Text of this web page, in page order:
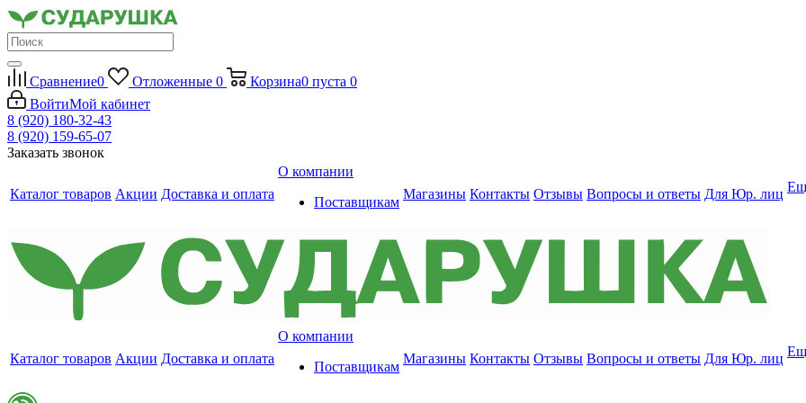
Сравнение0 Отложенные 0 Корзина0 пуста 0
ВойтиМой кабинет
8 (920) 180-32-43
8 (920) 159-65-07
Заказать звонок
Каталог товаров Акции Доставка и оплата
О компании
Поставщикам
Магазины Контакты Отзывы Вопросы и ответы Для Юр. лиц
Каталог товаров Акции Доставка и оплата
О компании
Поставщикам
Магазины Контакты Отзывы Вопросы и ответы Для Юр. лиц